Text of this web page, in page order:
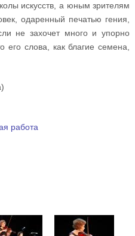
искусств, а юным зрителям
одаренный печатью гения,
не захочет много и упорно
его слова, как благие семена,
работа